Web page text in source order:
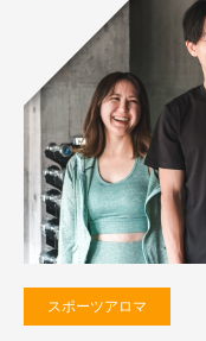
スポーツアロマ